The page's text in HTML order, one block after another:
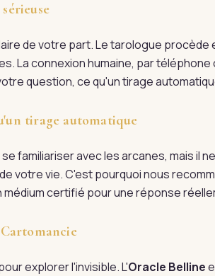
de votre part. Le tarologue
La connexion humaine, par
question, ce qu'un tirage
tirage automatique
familiariser avec les arcanes, mais il
votre vie. C'est pourquoi nous
certifié pour une réponse
explorer l'invisible. L'Oracle Belline